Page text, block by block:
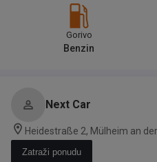
Gorivo
Benzin
Next Car
Heidestraße 2, Mülheim an
Zatraži ponudu